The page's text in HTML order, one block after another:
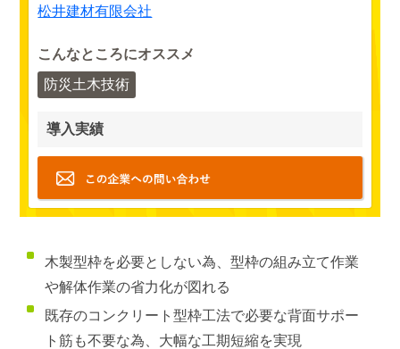
松井建材有限会社
こんなところにオススメ
防災土木技術
導入実績
木製型枠を必要としない為、型枠の組み立て作業
や解体作業の省力化が図れる
既存のコンクリート型枠工法で必要な背面サポー
ト筋も不要な為、大幅な工期短縮を実現